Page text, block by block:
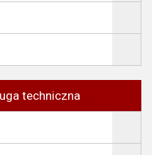
techniczna